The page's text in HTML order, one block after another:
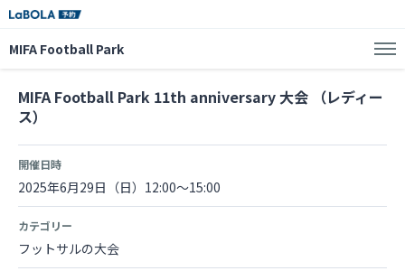
MIFA Football Park
MIFA Football Park 11th anniversary 大会 （レディー
ス）
開催日時
2025年6月29日（日）12:00～15:00
カテゴリー
フットサルの大会